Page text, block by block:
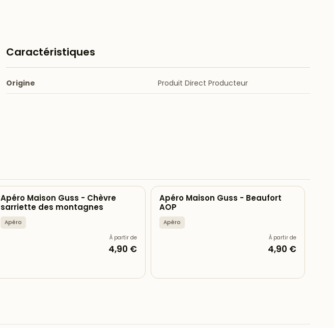
Caractéristiques
Origine Produit Direct Producteur
Apéro Maison Guss - Chèvre
sarriette des montagnes
Apéro
À partir de
4,90 €
Apéro Maison Guss - Beaufort
AOP
Apéro
À partir de
4,90 €